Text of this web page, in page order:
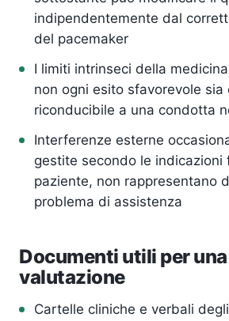
indipendentemente dal
del pacemaker
I limiti intrinseci della
non ogni esito sfavorevole sia
riconducibile a una condotta
Interferenze esterne
gestite secondo le indicazioni
paziente, non rappresentano
problema di assistenza
Documenti utili per una
valutazione
Cartelle cliniche e verbali